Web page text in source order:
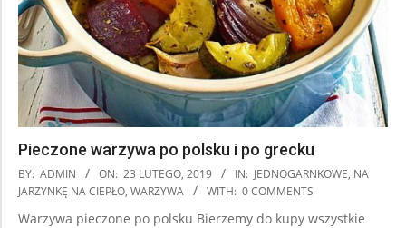
Pieczone warzywa po polsku i po grecku
2019-
02-
BY: ADMIN ON: 23 LUTEGO, 2019 IN: JEDNOGARNKOWE, NA
JARZYNKĘ NA CIEPŁO, WARZYWA WITH: 0 COMMENTS
Warzywa pieczone po polsku Bierzemy do kupy wszystkie